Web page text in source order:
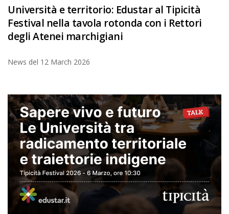
Università e territorio: Edustar al Tipicità
Festival nella tavola rotonda con i Rettori
degli Atenei marchigiani
News del 12 March 2026